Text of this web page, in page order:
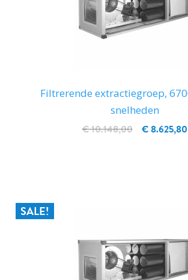
Filtrerende extractiegroep,
snelheden
€ 8.625,80
€ 10.148,00
SALE!